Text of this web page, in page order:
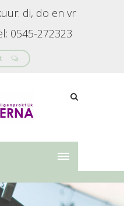
di, do en vr
0545-272323